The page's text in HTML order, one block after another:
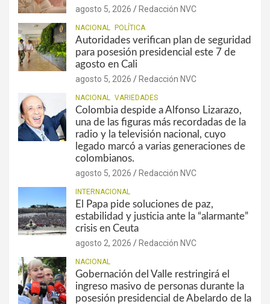
agosto 5, 2026 Redacción NVC
NACIONAL POLÍTICA
Autoridades verifican plan de seguridad
para posesión presidencial este 7 de
agosto en Cali
agosto 5, 2026 Redacción NVC
NACIONAL VARIEDADES
Colombia despide a Alfonso Lizarazo,
una de las figuras más recordadas de la
radio y la televisión nacional, cuyo
legado marcó a varias generaciones de
colombianos.
agosto 5, 2026 Redacción NVC
INTERNACIONAL
El Papa pide soluciones de paz,
estabilidad y justicia ante la “alarmante”
crisis en Ceuta
agosto 2, 2026 Redacción NVC
NACIONAL
Gobernación del Valle restringirá el
ingreso masivo de personas durante la
posesión presidencial de Abelardo de la